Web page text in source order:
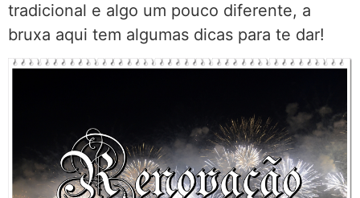
tradicional e algo um pouco diferente, a
bruxa aqui tem algumas dicas para te dar!